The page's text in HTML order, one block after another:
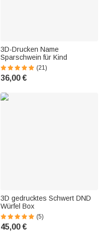
3D-Drucken Name
Sparschwein für Kind
(21)
36,00 €
3D gedrucktes Schwert DND
Würfel Box
(5)
45,00 €